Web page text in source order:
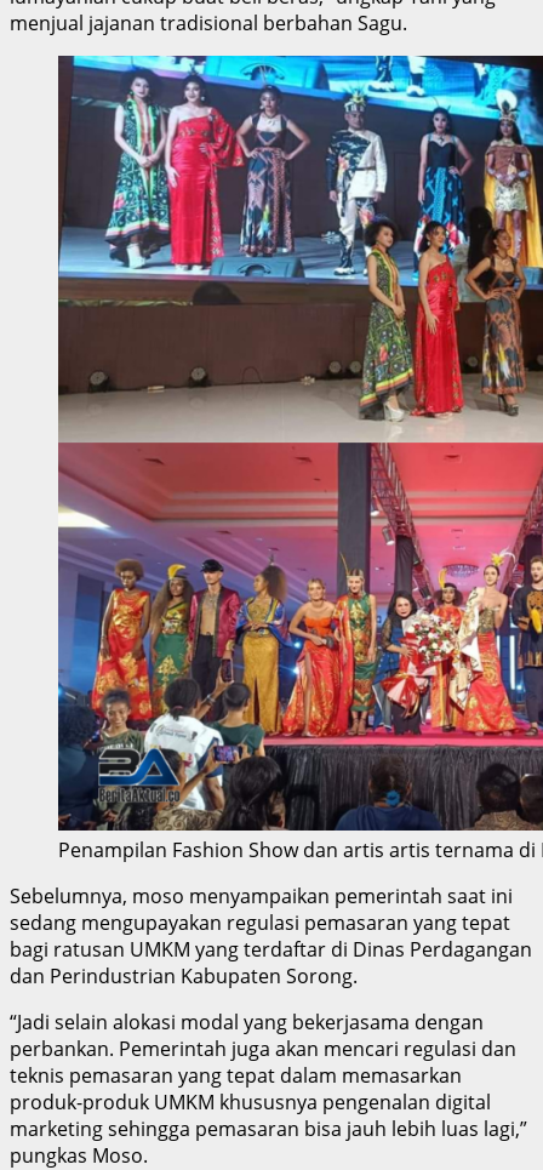
menjual jajanan tradisional berbahan Sagu.
Penampilan Fashion Show dan artis artis ternama di
Sebelumnya, moso menyampaikan pemerintah saat ini
sedang mengupayakan regulasi pemasaran yang tepat
bagi ratusan UMKM yang terdaftar di Dinas Perdagangan
dan Perindustrian Kabupaten Sorong.
“Jadi selain alokasi modal yang bekerjasama dengan
perbankan. Pemerintah juga akan mencari regulasi dan
teknis pemasaran yang tepat dalam memasarkan
produk-produk UMKM khususnya pengenalan digital
marketing sehingga pemasaran bisa jauh lebih luas lagi,”
pungkas Moso.